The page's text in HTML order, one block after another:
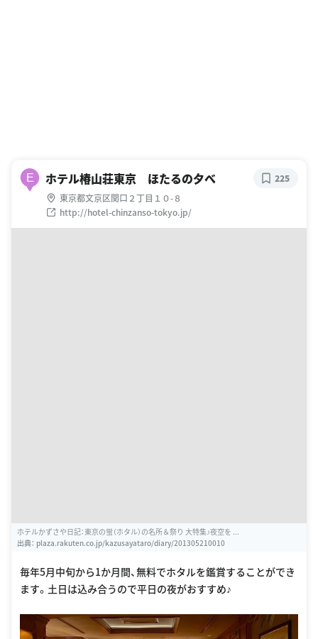
E ホテル椿山荘東京 ほたるの夕べ
東京都文京区関口２丁目１０-８
http://hotel-chinzanso-tokyo.jp/
225
ホテルかずさや日記：東京の蛍（ホタル）の名所＆祭り 大特集♪夜空を ...
出典： plaza.rakuten.co.jp/kazusayataro/diary/201305210010
毎年5月中旬から1か月間、無料でホタルを鑑賞することができ
ます。土日は込み合うので平日の夜がおすすめ♪